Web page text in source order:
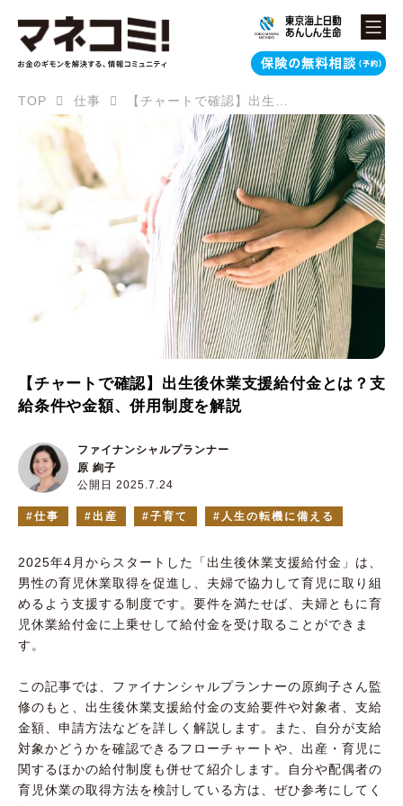
TOP 仕事 【チャートで確認】出生後休業支援給付金とは？支給条件や金額、併用制度を解説
【チャートで確認】出生後休業支援給付金とは？支
給条件や金額、併用制度を解説
公開日 2025.7.24
ファイナンシャルプランナー
原 絢子
仕事 出産 子育て 人生の転機に備える
2025年4月からスタートした「出生後休業支援給付金」は、
男性の育児休業取得を促進し、夫婦で協力して育児に取り組
めるよう支援する制度です。要件を満たせば、夫婦ともに育
児休業給付金に上乗せして給付金を受け取ることができま
す。
この記事では、ファイナンシャルプランナーの原絢子さん監
修のもと、出生後休業支援給付金の支給要件や対象者、支給
金額、申請方法などを詳しく解説します。また、自分が支給
対象かどうかを確認できるフローチャートや、出産・育児に
関するほかの給付制度も併せて紹介します。自分や配偶者の
育児休業の取得方法を検討している方は、ぜひ参考にしてく